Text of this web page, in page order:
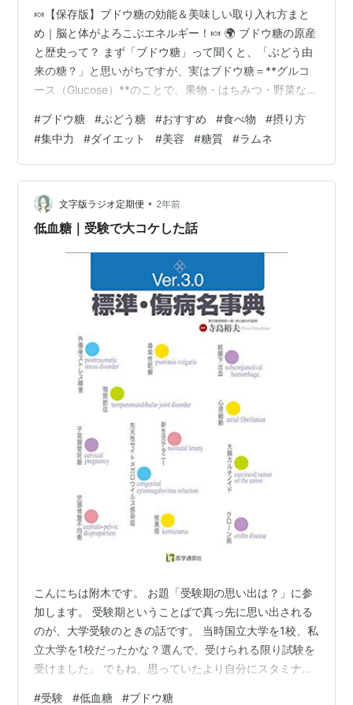
🍬【保存版】ブドウ糖の効能＆美味しい取り入れ方まと
め｜脳と体がよろこぶエネルギー！🍬 🌍 ブドウ糖の原産
と歴史って？ まず「ブドウ糖」って聞くと、「ぶどう由
来の糖？」と思いがちですが、実はブドウ糖＝**グルコ
ース（Glucose）**のことで、果物・はちみつ・野菜など
は、昔ヨーロッパでブドウ果汁から取り出された糖が主
だったことから「グルコース＝ブドウ糖」と呼ばれるよ
うになりました🍇 その歴史はかなり古く、紀元前からハ
チミツや果実などの“自然の甘み”としてブドウ糖を摂取し
ていた記録があります。科学的には、18〜19世紀に入っ
てから「エネルギー源…
#ブドウ糖 #ぶどう糖 #おすすめ #食べ物 #摂り方
#集中力 #ダイエット #美容 #糖質 #ラムネ
文字版ラジオ定期便 • 2年前
低血糖｜受験で大コケした話
こんにちは附木です。 お題「受験期の思い出は？」に参
加します。 受験期ということばで真っ先に思い出される
のが、大学受験のときの話です。 当時国立大学を1校、私
立大学を1校だったかな？選んで、受けられる限り試験を
受けました。 でもね、思っていたより自分にスタミナが
#受験 #低血糖 #ブドウ糖